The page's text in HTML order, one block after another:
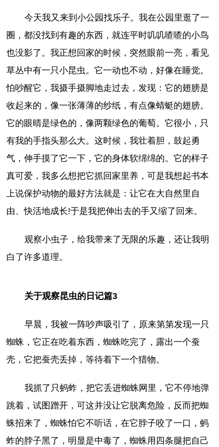
今天我又来到小公园找乐子。我在公园里逛了一
圈，都没找到有趣的东西，就连平时叽叽喳喳的小鸟
也没影了。我正想回家的时候，突然眼前一亮，看见
草丛中有一只小昆虫。它一动也不动，好像在睡觉。
怕吵醒它，我摄手摄脚地走过去，发现：它的翅膀是
收起来的，像一张薄薄的纱纸，有点像蜻蜓的翅膀。
它的眼晴是绿色的，像两颗绿色的葡萄。它很小，只
有我的手指头那么大。这时候，我壮着胆，鼓起勇
气，伸手摸了它一下，它的身体软绵绵的。它的样子
真可爱，我多么想把它抓回家里养，可是我想起书本
上说保护动物的最好方法就是：让它在大自然里自
由、快活地成长!于是我把伸出去的手又缩了回来。
观察小虫子，给我带来了无限的乐趣，还让我明
白了许多道理。
关于观察昆虫的日记篇3
早晨，我被一阵吵声吸引了，原来第第发现一只
蜘蛛，它正在吃着东西，蜘蛛吃完了，露出一个蚕
壳，它把蚕壳丢掉，等待着下一个猎物。
我抓了只蚂蚱，把它丢进蜘蛛网里，它不停地弹
跳着，试图蹭开，可这并没让它脱离危险，反而把蜘
蛛招来了，蜘蛛怕它不听话，在它脖子咬了一口，蚂
蚱的脖子黑了，明显是中毒了，蜘蛛用四条腿把自己